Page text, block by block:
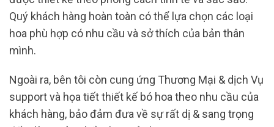
Quý khách hàng hoàn toàn có thể lựa chọn các loại
hoa phù hợp có nhu cầu và sở thích của bản thân
mình.
Ngoài ra, bên tôi còn cung ứng Thương Mại & dịch Vụ
support và họa tiết thiết kế bó hoa theo nhu cầu của
khách hàng, bảo đảm đưa về sự rất dị & sang trọng